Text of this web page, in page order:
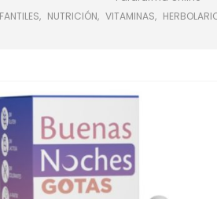
, NUTRICIÓN, VITAMINAS,